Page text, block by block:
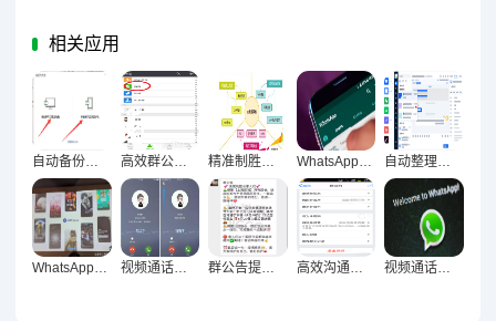
相关应用
高效群公告设置，精准触达每位成员的提醒策略 WhatsApp多设备同步终极指南，聊天无缝衔接技巧全解析
WhatsApp群发激活术，沉默社群沸腾实战指南 视频通话与语音消息优化秘籍，让沟通流畅无阻 群公告提醒设置实战，让信息秒达的精准传达指南 高效沟通新引擎，群公告设置与信息速达全攻略 视频通话画质音质双优化，远程沟通顺畅的全面指南